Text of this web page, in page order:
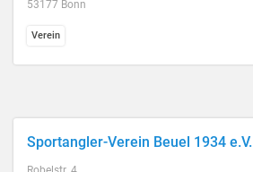
53177 Bonn
Verein
Sportangler-Verein Beuel 1934 e.V.